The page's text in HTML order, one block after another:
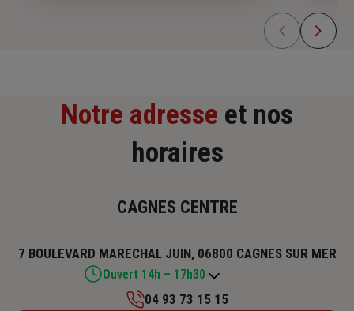
Notre adresse et nos
horaires
CAGNES CENTRE
7 BOULEVARD MARECHAL JUIN, 06800 CAGNES SUR MER
Ouvert 14h – 17h30
04 93 73 15 15